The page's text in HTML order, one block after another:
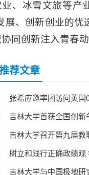
、冰雪文旅等产
、创新创业的优
同创新注入青春
荐文章
张希应邀率团访问英国
吉林大学首获全国创新
吉林大学召开第九届教
树立和践行正确政绩观
吉林大学与中国极地研